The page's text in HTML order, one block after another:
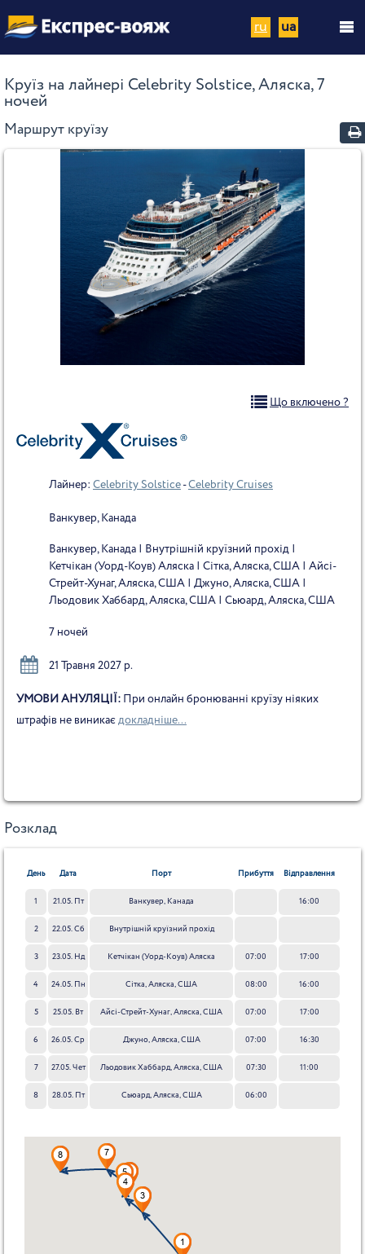
ru ua
Круїз на лайнері Celebrity Solstice, Аляска, 7
ночей
Маршрут круїзу
Що включено ?
Лайнер: Celebrity Solstice-Celebrity Cruises
Ванкувер, Канада
Ванкувер, Канада | Внутрішній круїзний прохід |
Кетчікан (Уорд-Коув) Аляска | Сітка, Аляска, США | Айсі-
Стрейт-Хунаг, Аляска, США | Джуно, Аляска, США |
Льодовик Хаббард, Аляска, США | Сьюард, Аляска, США
7 ночей
21 Травня 2027 р.
УМОВИ АНУЛЯЦІЇ: При онлайн бронюванні круїзу ніяких
штрафів не виникає докладніше...
Розклад
День Дата Порт Прибуття Відправлення
1 21.05. Пт Ванкувер, Канада 16:00
2 22.05. Сб Внутрішній круїзний прохід
3 23.05. Нд Кетчікан (Уорд-Коув) Аляска 07:00 17:00
4 24.05. Пн Сітка, Аляска, США 08:00 16:00
5 25.05. Вт Айсі-Стрейт-Хунаг, Аляска, США 07:00 17:00
6 26.05. Ср Джуно, Аляска, США 07:00 16:30
7 27.05. Чет Льодовик Хаббард, Аляска, США 07:30 11:00
8 28.05. Пт Сьюард, Аляска, США 06:00